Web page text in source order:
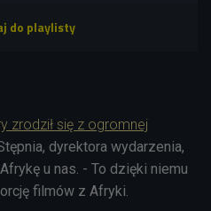
zrodził się z ogromnej
dyrektora wydarzenia,
u nas. - To dzięki niemu
filmów z Afryki.